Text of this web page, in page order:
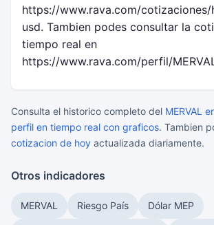
https://www.rava.com/
usd. Tambien podes consultar la
tiempo real en
https://www.rava.com/perfil/
Consulta el historico completo del MERVAL
perfil en tiempo real con graficos. Tambien
cotizacion de hoy actualizada diariamente.
Otros indicadores
MERVAL Riesgo País Dólar MEP